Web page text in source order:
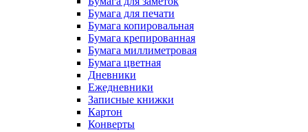
Бумага для печати
Бумага копировальная
Бумага крепированная
Бумага миллиметровая
Бумага цветная
Дневники
Ежедневники
Записные книжки
Картон
Конверты